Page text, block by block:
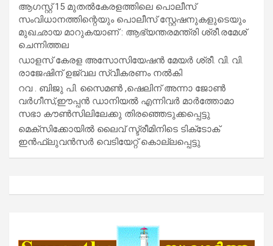
ആഗസ്റ്റ് 15 മുതല്‍കേരളത്തിലെ പൊലീസ്
സംവിധാനത്തിന്റെയും പൊലീസ് സ്റ്റേഷനുകളുടെയും
മുഖഛായ മാറുകയാണ് : ആഭ്യന്തരമന്ത്രി ശ്രീ.രമേശ്
ചെന്നിത്തല
ഡാളസ് കേരള അസോസിയേഷൻ മേയർ ശ്രീ. വി. വി.
രാജേഷിന് ഉജ്വല സ്വീകരണം നൽകി
റവ . ബിജു പി. സൈമൺ ,ഷെലിന് അന്നാ ജോൺ
വർഗീസ്,ഈപ്പൻ ഡാനിയൽ എന്നിവർ മാർത്തോമാ
സഭാ കൗൺസിലിലേക്കു തിരഞ്ഞെടുക്കപ്പെട്ടു
മെക്സിക്കോയിൽ ലൈവ് സ്ട്രീമിനിടെ ടിക്‌ടോക്
ഇൻഫ്ലുവൻസർ വെടിയേറ്റ് കൊല്ലപ്പെട്ടു